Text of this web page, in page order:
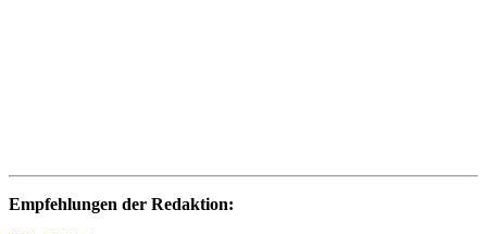
Empfehlungen der Redaktion: